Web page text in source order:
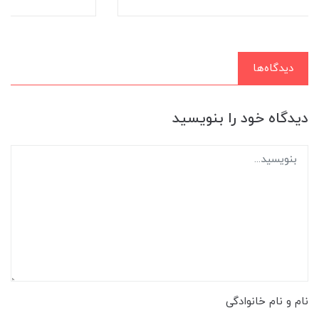
دیدگاه‌ها
دیدگاه خود را بنویسید
نام و نام خانوادگی